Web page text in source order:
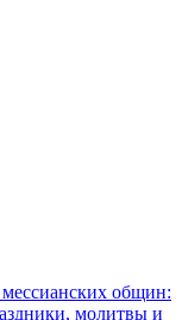
общин:
молитвы и